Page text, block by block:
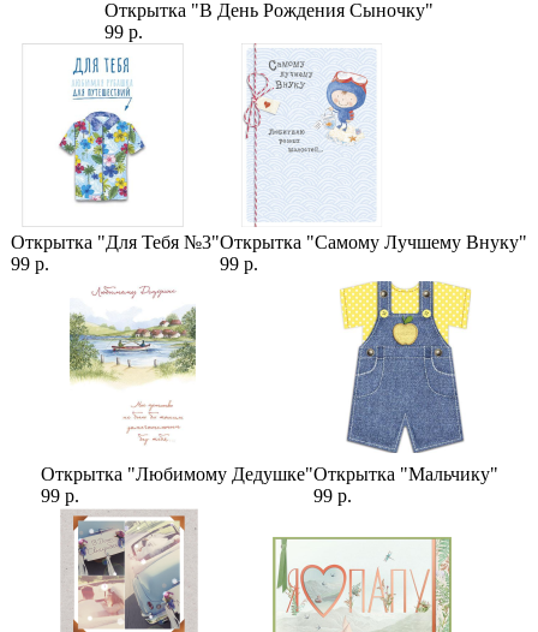
Открытка "В День Рождения Сыночку"
99 р.
Открытка "Для Тебя №3"
99 р.
Открытка "Самому Лучшему Внуку"
99 р.
Открытка "Любимому Дедушке"
99 р.
Открытка "Мальчику"
99 р.